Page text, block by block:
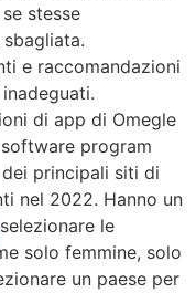
stesse
e raccomandazioni
di app di Omegle
program
principali siti di
nel 2022. Hanno un
selezionare le
solo femmine, solo
un paese per